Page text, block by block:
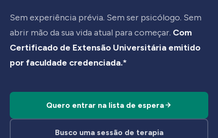
Sem experiência prévia. Sem ser psicólogo. Sem
abrir mão da sua vida atual para começar. Com
Certificado de Extensão Universitária emitido
por faculdade credenciada.*
Quero entrar na lista de espera
Busco uma sessão de terapia